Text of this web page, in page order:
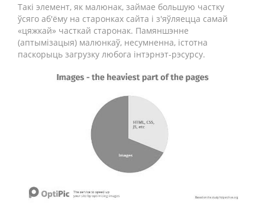
Такі элемент, як малюнак, займае большую частку
ўсяго аб'ёму на старонках сайта і з'яўляецца самай
«цяжкай» часткай старонак. Памяншэнне
(аптымізацыя) малюнкаў, несумненна, істотна
паскорыць загрузку любога інтэрнэт-рэсурсу.